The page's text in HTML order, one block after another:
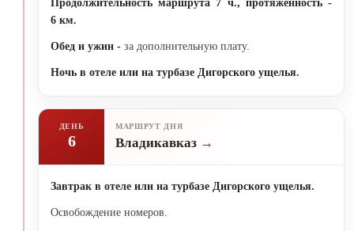
Продолжительность маршрута 7 ч., протяженность -
6 км.
Обед и ужин - за дополнительную плату.
Ночь в отеле или на турбазе Дигорского ущелья.
ДЕНЬ
6
МАРШРУТ ДНЯ
Владикавказ
Завтрак в отеле или на турбазе Дигорского ущелья.
Освобождение номеров.